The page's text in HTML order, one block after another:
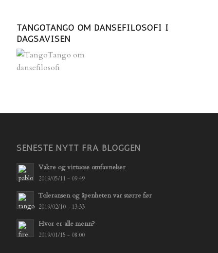
TANGOTANGO OM DANSEFILOSOFI I
DAGSAVISEN
SENESTE NYTT FRA BLOGGEN
Vakre og virtuose omfavnelser
2019/05/11 - 09:49
Toleransen og åpenheten var større før
2019/02/10 - 13:33
Hvor er alle menn?
2019/01/15 - 08:00